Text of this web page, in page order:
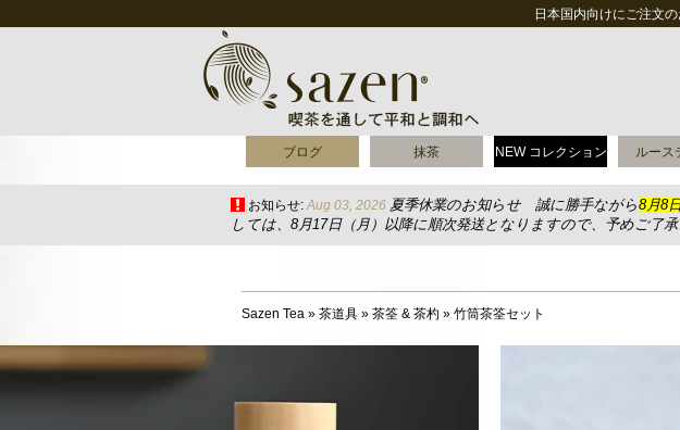
日本国内向けにご注文
ブログ 抹茶 NEW コレクション ルース
お知らせ: Aug 03, 2026 夏季休業のお知らせ 誠に勝手ながら8月8
しては、8月17日（月）以降に順次発送となりますので、予めご了承
Sazen Tea » 茶道具 » 茶筌 & 茶杓 » 竹筒茶筌セット